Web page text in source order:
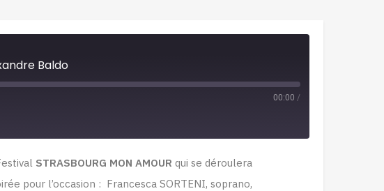
Baldo
00:00 /
STRASBOURG MON AMOUR qui se déroulera
pour l’occasion : Francesca SORTENI, soprano,